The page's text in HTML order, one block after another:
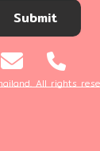
Submit
All rights